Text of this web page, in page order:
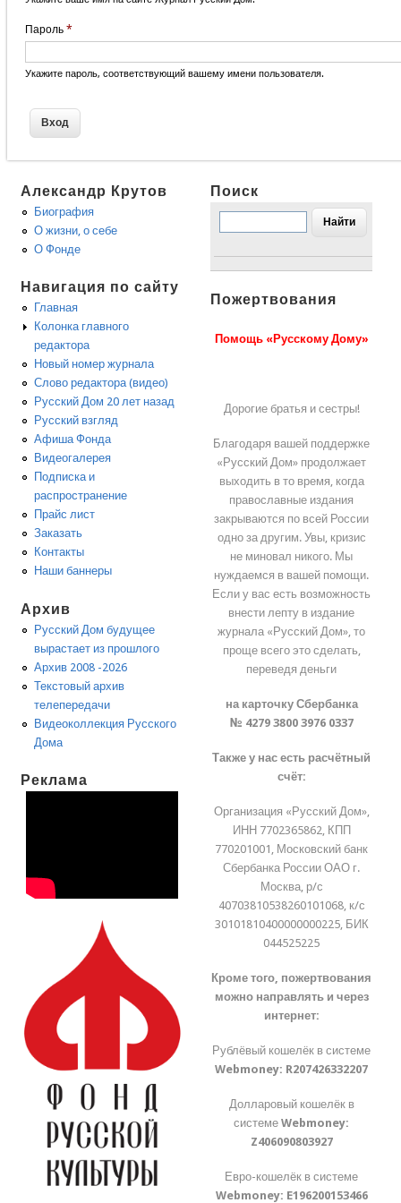
Пароль *
Укажите пароль, соответствующий вашему имени пользователя.
Александр Крутов
Биография
О жизни, о себе
О Фонде
Навигация по сайту
Главная
Колонка главного
редактора
Новый номер журнала
Слово редактора (видео)
Русский Дом 20 лет назад
Русский взгляд
Афиша Фонда
Видеогалерея
Подписка и
распространение
Прайс лист
Заказать
Контакты
Наши баннеры
Архив
Русский Дом будущее
вырастает из прошлого
Архив 2008 -2026
Текстовый архив
телепередачи
Видеоколлекция Русского
Дома
Реклама
Поиск
Пожертвования
Помощь «Русскому Дому»
Дорогие братья и сестры!
Благодаря вашей поддержке
«Русский Дом» продолжает
выходить в то время, когда
православные издания
закрываются по всей России
одно за другим. Увы, кризис
не миновал никого. Мы
нуждаемся в вашей помощи.
Если у вас есть возможность
внести лепту в издание
журнала «Русский Дом», то
проще всего это сделать,
переведя деньги
на карточку Сбербанка
№ 4279 3800 3976 0337
Также у нас есть расчётный
счёт:
Организация «Русский Дом»,
ИНН 7702365862, КПП
770201001, Московский банк
Сбербанка России ОАО г.
Москва, р/с
40703810538260101068, к/с
30101810400000000225, БИК
044525225
Кроме того, пожертвования
можно направлять и через
интернет:
Рублёвый кошелёк в системе
Webmoney: R207426332207
Долларовый кошелёк в
системеWebmoney:
Z406090803927
Евро-кошелёк в системе
Webmoney: E196200153466